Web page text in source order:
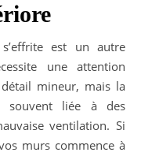
est un autre
une attention
mineur, mais la
souvent liée à des
ventilation. Si
murs commence à